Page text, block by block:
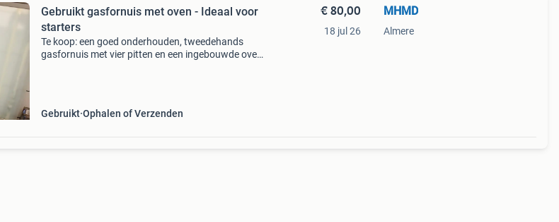
Gebruikt gasfornuis met oven - Ideaal voor
starters
Te koop: een goed onderhouden, tweedehands
gasfornuis met vier pitten en een ingebouwde oven.
Gebruikt Ophalen of Verzenden
€ 80,00
18 jul 26
MHMD
Almere